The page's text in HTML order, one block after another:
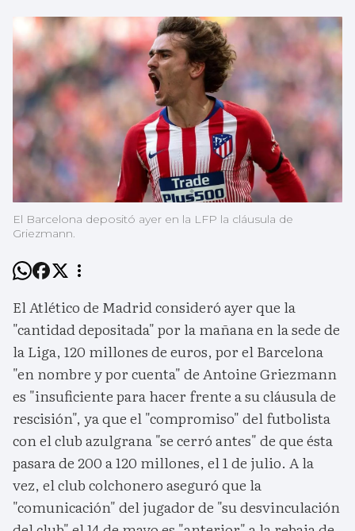
El Barcelona depositó ayer en la LFP la cláusula de
Griezmann.
El Atlético de Madrid consideró ayer que la
"cantidad depositada" por la mañana en la sede de
la Liga, 120 millones de euros, por el Barcelona
"en nombre y por cuenta" de Antoine Griezmann
es "insuficiente para hacer frente a su cláusula de
rescisión", ya que el "compromiso" del futbolista
con el club azulgrana "se cerró antes" de que ésta
pasara de 200 a 120 millones, el 1 de julio. A la
vez, el club colchonero aseguró que la
"comunicación" del jugador de "su desvinculación